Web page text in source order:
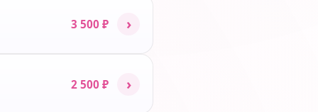
3 500 ₽ ›
2 500 ₽ ›